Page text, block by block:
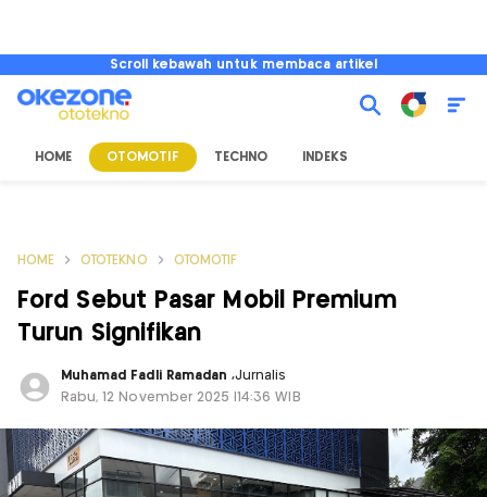
Scroll kebawah untuk membaca artikel
HOME OTOMOTIF TECHNO INDEKS
HOME OTOTEKNO OTOMOTIF
Ford Sebut Pasar Mobil Premium
Turun Signifikan
Muhamad Fadli Ramadan,Jurnalis
Rabu, 12 November 2025 |14:36 WIB